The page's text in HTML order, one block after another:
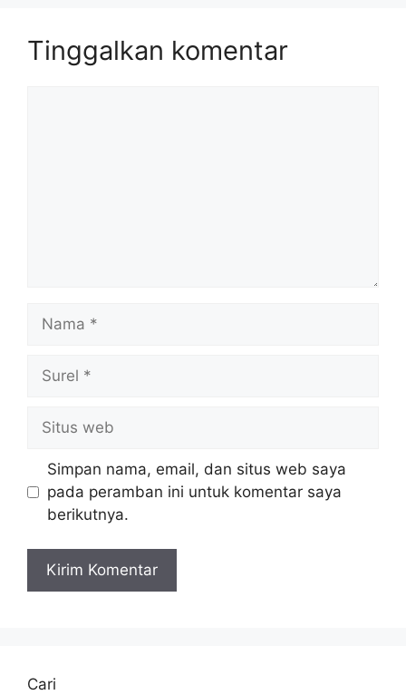
Tinggalkan komentar
web
Simpan nama, email, dan situs web saya
pada peramban ini untuk komentar saya
berikutnya.
Cari